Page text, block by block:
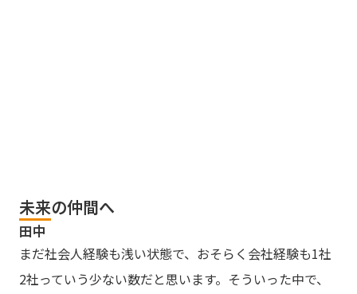
未来の仲間へ
田中
まだ社会人経験も浅い状態で、おそらく会社経験も1社
2社っていう少ない数だと思います。そういった中で、